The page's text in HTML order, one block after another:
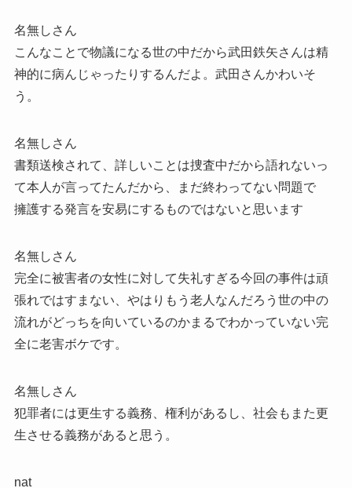
名無しさん
こんなことで物議になる世の中だから武田鉄矢さんは精
神的に病んじゃったりするんだよ。武田さんかわいそ
う。
名無しさん
書類送検されて、詳しいことは捜査中だから語れないっ
て本人が言ってたんだから、まだ終わってない問題で
擁護する発言を安易にするものではないと思います
名無しさん
完全に被害者の女性に対して失礼すぎる今回の事件は頑
張れではすまない、やはりもう老人なんだろう世の中の
流れがどっちを向いているのかまるでわかっていない完
全に老害ボケです。
名無しさん
犯罪者には更生する義務、権利があるし、社会もまた更
生させる義務があると思う。
nat